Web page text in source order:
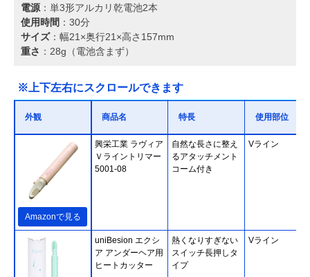
電源 ：単3形アルカリ乾電池2本
使用時間 ：30分
サイズ：幅21×奥行21×高さ157mm
重さ ：28g（電池含まず）
※上下左右にスクロールできます
外観 商品名 特長 使用部位
Amazonで見る
興栄工業 ラヴィア
Ｖライントリマー
5001-08
自然な長さに整え
るアタッチメント
コーム付き
Vライン
uniBesion エクシ
ア アンダーヘア用
ヒートカッター
熱くなりすぎない
スイッチ長押しタ
イプ
Vライン